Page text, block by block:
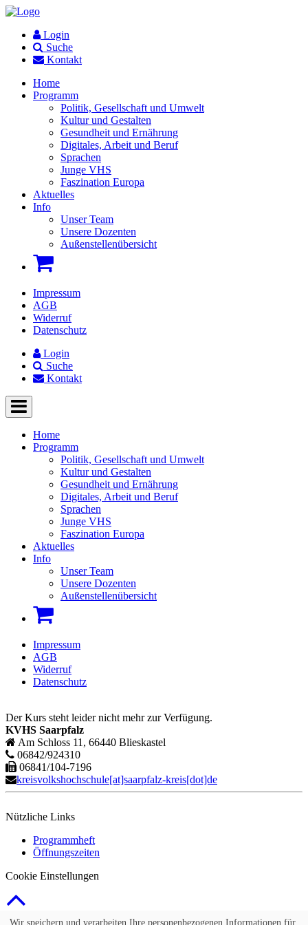
Login
Suche
Kontakt
Home
Programm
Politik, Gesellschaft und Umwelt
Kultur und Gestalten
Gesundheit und Ernährung
Digitales, Arbeit und Beruf
Sprachen
Junge VHS
Faszination Europa
Aktuelles
Info
Unser Team
Unsere Dozenten
Außenstellenübersicht
Impressum
AGB
Widerruf
Datenschutz
Login
Suche
Kontakt
Home
Programm
Politik, Gesellschaft und Umwelt
Kultur und Gestalten
Gesundheit und Ernährung
Digitales, Arbeit und Beruf
Sprachen
Junge VHS
Faszination Europa
Aktuelles
Info
Unser Team
Unsere Dozenten
Außenstellenübersicht
Impressum
AGB
Widerruf
Datenschutz
Der Kurs steht leider nicht mehr zur Verfügung.
KVHS Saarpfalz
Am Schloss 11, 66440 Blieskastel
06842/924310
06841/104-7196
kreisvolkshochschule[at]saarpfalz-kreis[dot]de
Nützliche Links
Programmheft
Öffnungszeiten
Cookie Einstellungen
© 2026 Kubus Software GmbH
Wir speichern und verarbeiten Ihre personenbezogenen Informationen für